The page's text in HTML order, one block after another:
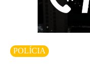
POLÍCIA